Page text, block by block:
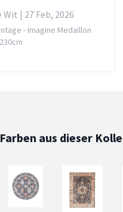
Wit | 27 Feb, 2026
- Imagine Medaillon
aus dieser